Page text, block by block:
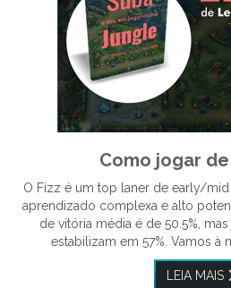
Como jogar de
O Fizz é um top laner de early/
aprendizado complexa e alto
de vitória média é de 50.5%,
estabilizam em 57%. Vamos à
LEIA MAIS